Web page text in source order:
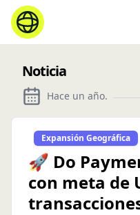
Noticia
Hace un año.
Expansión Geográfica
🚀 Do
con meta de